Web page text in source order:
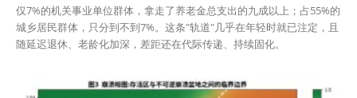
仅7%的机关事业单位群体，拿走了养老金总支出的九成以上；占55%的
城乡居民群体，只分到不到7%。这条"轨道"几乎在年轻时就已注定，且
随延迟退休、老龄化加深，差距还在代际传递、持续固化。